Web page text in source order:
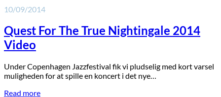
10/09/2014
Quest For The True Nightingale 2014
Video
Under Copenhagen Jazzfestival fik vi pludselig med kort varsel
muligheden for at spille en koncert i det nye…
Read more